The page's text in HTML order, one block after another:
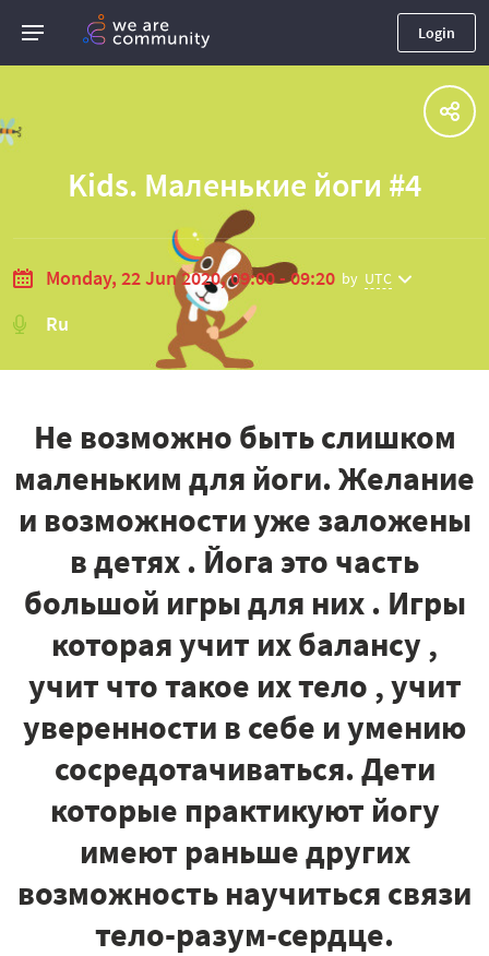
Login
Kids. Маленькие йоги #4
Monday, 22 Jun 2020, 09:00 - 09:20 by UTC
Ru
Не возможно быть слишком
маленьким для йоги. Желание
и возможности уже заложены
в детях . Йога это часть
большой игры для них . Игры
которая учит их балансу ,
учит что такое их тело , учит
уверенности в себе и умению
сосредотачиваться. Дети
которые практикуют йогу
имеют раньше других
возможность научиться связи
тело-разум-сердце.